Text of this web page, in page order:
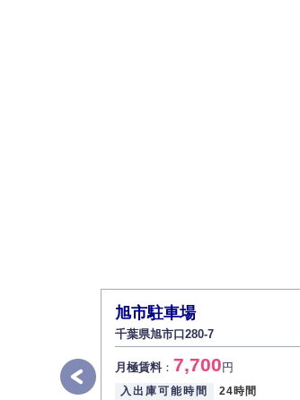
弊社は、お客様に対し
法的義務など正当な理
5.個人情報の開示・
お客様ご本人から自己
また、個人情報の内容に
6.個人情報管理の社内
弊社社員全員が、個人情
株式会社ミコト
代表取締役社長 野口 幸
旭市駐車場
千葉県旭市口280-7
月極賃料： 7,700円
入出庫可能時間
24時間